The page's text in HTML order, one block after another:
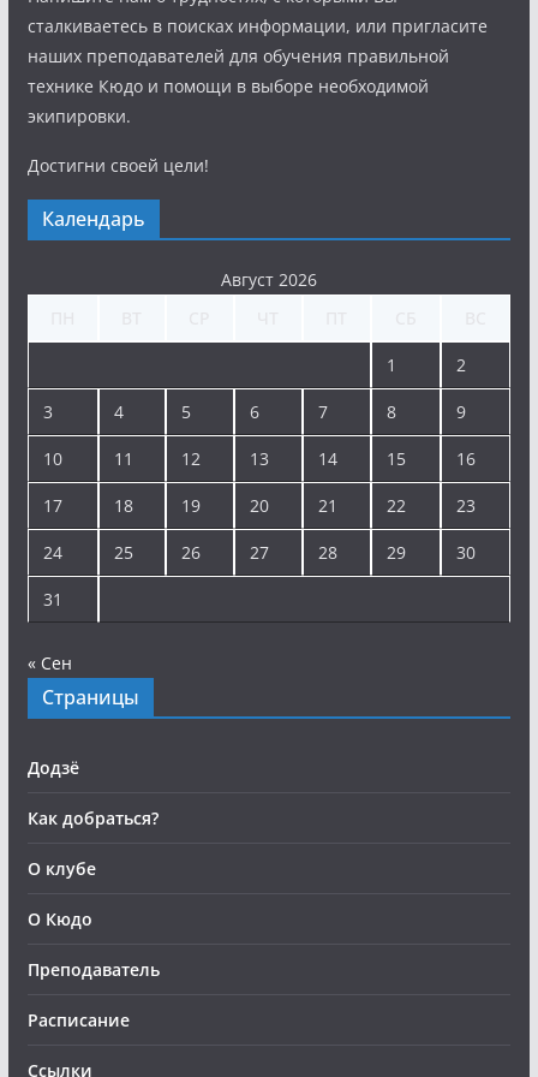
сталкиваетесь в поисках информации, или пригласите
наших преподавателей для обучения правильной
технике Кюдо и помощи в выборе необходимой
экипировки.
Достигни своей цели!
Календарь
Август 2026
1 2
3 4 5 6 7 8 9
10 11 12 13 14 15 16
17 18 19 20 21 22 23
24 25 26 27 28 29 30
31
« Сен
Страницы
Додзё
Как добраться?
О клубе
О Кюдо
Преподаватель
Расписание
Ссылки